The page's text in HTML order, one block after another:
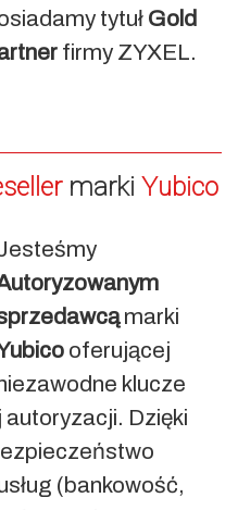
tytuł Gold
firmy ZYXEL.
marki Yubico
marki
oferującej
klucze
Dzięki
(bankowość,